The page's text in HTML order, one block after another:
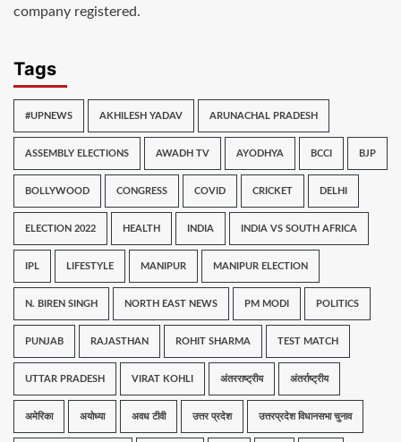
company registered.
Tags
#UPNEWS AKHILESH YADAV ARUNACHAL PRADESH
ASSEMBLY ELECTIONS AWADH TV AYODHYA BCCI BJP
BOLLYWOOD CONGRESS COVID CRICKET DELHI
ELECTION 2022 HEALTH INDIA INDIA VS SOUTH AFRICA
IPL LIFESTYLE MANIPUR MANIPUR ELECTION
N. BIREN SINGH NORTH EAST NEWS PM MODI POLITICS
PUNJAB RAJASTHAN ROHIT SHARMA TEST MATCH
UTTAR PRADESH VIRAT KOHLI अंतरराष्ट्रीय अंतर्राष्ट्रीय
अमेरिका अयोध्या अवध टीवी उत्तर प्रदेश उत्तरप्रदेश विधानसभा चुनाव